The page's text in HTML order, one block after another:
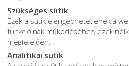
Adatkezelési
Adatvédelmi
Szükséges sütik
Ezek a sütik elengedhetetlenek a
funkcióinak működéséhez, ezek
megfelelően.
Analitikai sütik